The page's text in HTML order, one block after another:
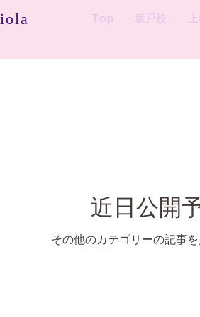
Top 坂戸校
近日公開
その他のカテゴリーの記事を